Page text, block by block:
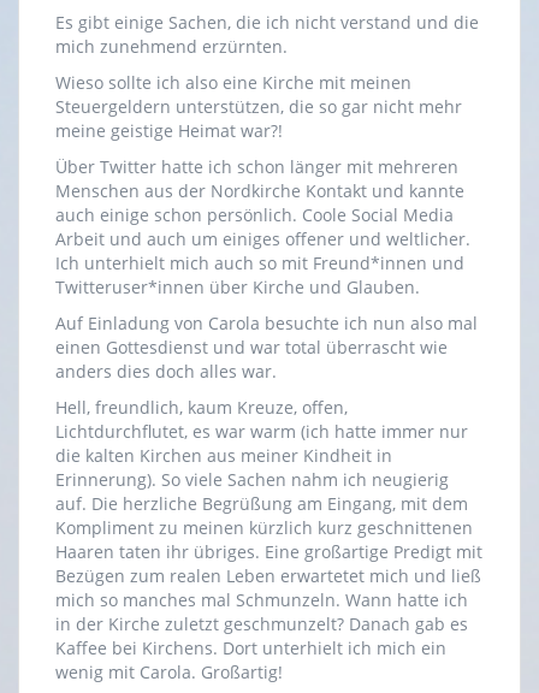
Es gibt einige Sachen, die ich nicht verstand und die
mich zunehmend erzürnten.
Wieso sollte ich also eine Kirche mit meinen
Steuergeldern unterstützen, die so gar nicht mehr
meine geistige Heimat war?!
Über Twitter hatte ich schon länger mit mehreren
Menschen aus der Nordkirche Kontakt und kannte
auch einige schon persönlich. Coole Social Media
Arbeit und auch um einiges offener und weltlicher.
Ich unterhielt mich auch so mit Freund*innen und
Twitteruser*innen über Kirche und Glauben.
Auf Einladung von Carola besuchte ich nun also mal
einen Gottesdienst und war total überrascht wie
anders dies doch alles war.
Hell, freundlich, kaum Kreuze, offen,
Lichtdurchflutet, es war warm (ich hatte immer nur
die kalten Kirchen aus meiner Kindheit in
Erinnerung). So viele Sachen nahm ich neugierig
auf. Die herzliche Begrüßung am Eingang, mit dem
Kompliment zu meinen kürzlich kurz geschnittenen
Haaren taten ihr übriges. Eine großartige Predigt mit
Bezügen zum realen Leben erwartetet mich und ließ
mich so manches mal Schmunzeln. Wann hatte ich
in der Kirche zuletzt geschmunzelt? Danach gab es
Kaffee bei Kirchens. Dort unterhielt ich mich ein
wenig mit Carola. Großartig!